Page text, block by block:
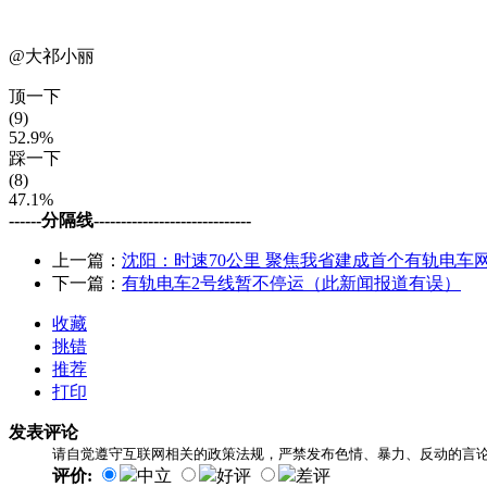
@大祁小丽
顶一下
(9)
52.9%
踩一下
(8)
47.1%
------分隔线-----------------------------
上一篇： 沈阳：时速70公里 聚焦我省建成首个有轨电车
下一篇： 有轨电车2号线暂不停运（此新闻报道有误）
收藏
挑错
推荐
打印
发表评论
请自觉遵守互联网相关的政策法规，严禁发布色情、暴力、反动的言
评价: 中立 好评 差评